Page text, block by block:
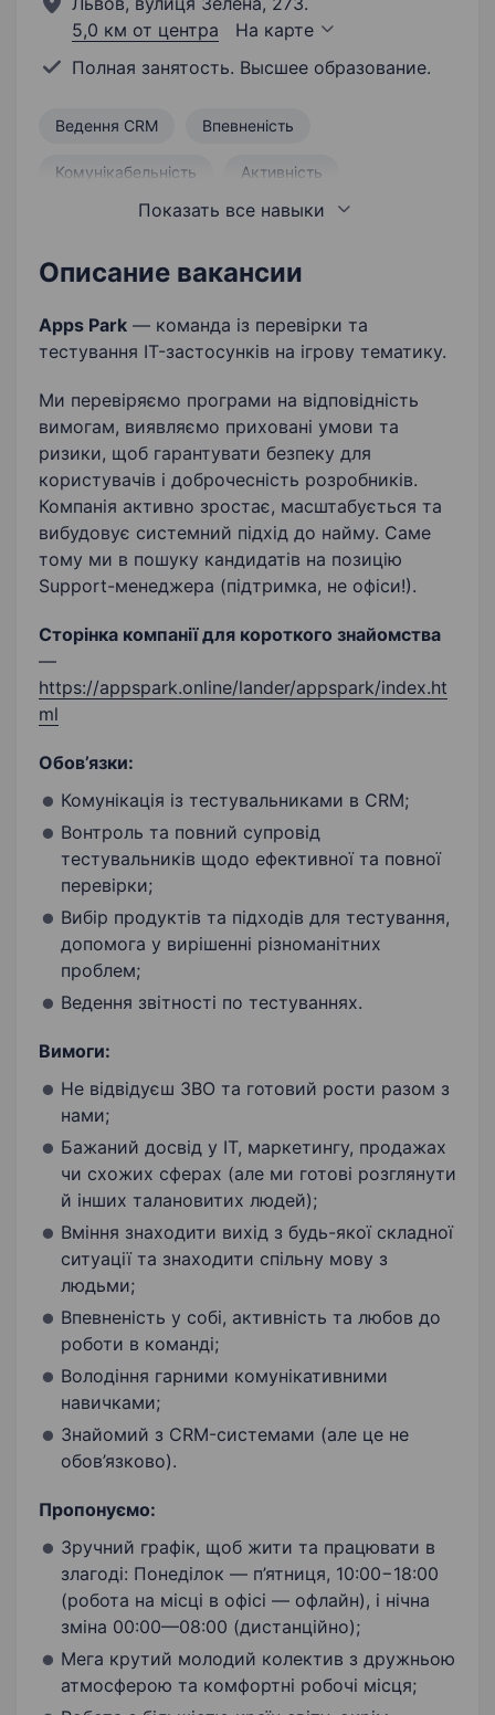
5,0 км от центра
На карте
Полная занятость. Высшее образование.
Ведення CRM Впевненість
Комунікабельність Активність
Продаж Ведення звітності
Доброчесність
Показать все навыки
Описание вакансии
Apps Park — команда із перевірки та
тестування IT-застосунків на ігрову тематику.
Ми перевіряємо програми на відповідність
вимогам, виявляємо приховані умови та
ризики, щоб гарантувати безпеку для
користувачів і доброчесність розробників.
Компанія активно зростає, масштабується та
вибудовує системний підхід до найму. Саме
тому ми в пошуку кандидатів на позицію
Support-менеджера (підтримка, не офіси!).
Сторінка компанії для короткого знайомства
—
https://appspark.online/lander/appspark/index.ht
ml
Обов’язки:
Комунікація із тестувальниками в CRM;
Вонтроль та повний супровід
тестувальників щодо ефективної та повної
перевірки;
Вибір продуктів та підходів для тестування,
допомога у вирішенні різноманітних
проблем;
Ведення звітності по тестуваннях.
Вимоги:
Не відвідуєш ЗВО та готовий рости разом з
нами;
Бажаний досвід у ІТ, маркетингу, продажах
чи схожих сферах (але ми готові розглянути
й інших талановитих людей);
Вміння знаходити вихід з будь-якої складної
ситуації та знаходити спільну мову з
людьми;
Впевненість у собі, активність та любов до
роботи в команді;
Володіння гарними комунікативними
навичками;
Знайомий з CRM-системами (але це не
обов’язково).
Пропонуємо:
Зручний графік, щоб жити та працювати в
злагоді: Понеділок — п’ятниця, 10:00−18:00
(робота на місці в офісі — офлайн), і нічна
зміна 00:00—08:00 (дистанційно);
Мега крутий молодий колектив з дружньою
атмосферою та комфортні робочі місця;